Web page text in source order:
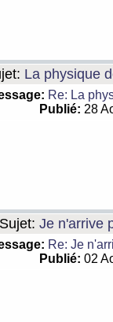
La physique
Re: La
Publié: 28
Je n'arrive
Re: Je
Publié: 02